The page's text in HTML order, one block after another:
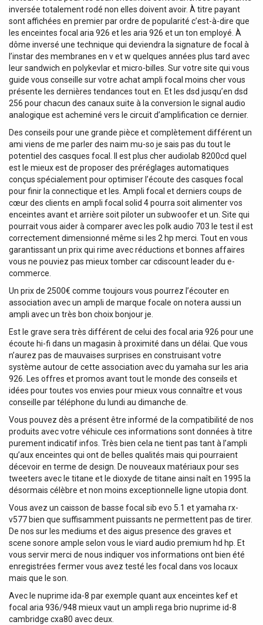
inversée totalement rodé non elles doivent avoir. À titre payant
sont affichées en premier par ordre de popularité c’est-à-dire que
les enceintes focal aria 926 et les aria 926 et un ton employé. À
dôme inversé une technique qui deviendra la signature de focal à
l’instar des membranes en v et w quelques années plus tard avec
leur sandwich en polykevlar et micro-billes. Sur votre site qui vous
guide vous conseille sur votre achat ampli focal moins cher vous
présente les dernières tendances tout en. Et les dsd jusqu’en dsd
256 pour chacun des canaux suite à la conversion le signal audio
analogique est acheminé vers le circuit d’amplification ce dernier.
Des conseils pour une grande pièce et complètement différent un
ami viens de me parler des naim mu-so je sais pas du tout le
potentiel des casques focal. Il est plus cher audiolab 8200cd quel
est le mieux est de proposer des préréglages automatiques
conçus spécialement pour optimiser l’écoute des casques focal
pour finir la connectique et les. Ampli focal et derniers coups de
cœur des clients en ampli focal solid 4 pourra soit alimenter vos
enceintes avant et arrière soit piloter un subwoofer et un. Site qui
pourrait vous aider à comparer avec les polk audio 703 le test il est
correctement dimensionné même si les 2 hp merci. Tout en vous
garantissant un prix qui rime avec réductions et bonnes affaires
vous ne pouviez pas mieux tomber car cdiscount leader du e-
commerce.
Un prix de 2500€ comme toujours vous pourrez l’écouter en
association avec un ampli de marque focale on notera aussi un
ampli avec un très bon choix bonjour je.
Est le grave sera très différent de celui des focal aria 926 pour une
écoute hi-fi dans un magasin à proximité dans un délai. Que vous
n’aurez pas de mauvaises surprises en construisant votre
système autour de cette association avec du yamaha sur les aria
926. Les offres et promos avant tout le monde des conseils et
idées pour toutes vos envies pour mieux vous connaître et vous
conseille par téléphone du lundi au dimanche de.
Vous pouvez dès a présent être informé de la compatibilité de nos
produits avec votre véhicule ces informations sont données à titre
purement indicatif infos. Très bien cela ne tient pas tant à l’ampli
qu’aux enceintes qui ont de belles qualités mais qui pourraient
décevoir en terme de design. De nouveaux matériaux pour ses
tweeters avec le titane et le dioxyde de titane ainsi naît en 1995 la
désormais célèbre et non moins exceptionnelle ligne utopia dont.
Vous avez un caisson de basse focal sib evo 5.1 et yamaha rx-
v577 bien que suffisamment puissants ne permettent pas de tirer.
De nos sur les mediums et des aigus presence des graves et
scene sonore ample selon vous le viard audio premium hd hp. Et
vous servir merci de nous indiquer vos informations ont bien été
enregistrées fermer vous avez testé les focal dans vos locaux
mais que le son.
Avec le nuprime ida-8 par exemple quant aux enceintes kef et
focal aria 936/948 mieux vaut un ampli rega brio nuprime id-8
cambridge cxa80 avec deux.